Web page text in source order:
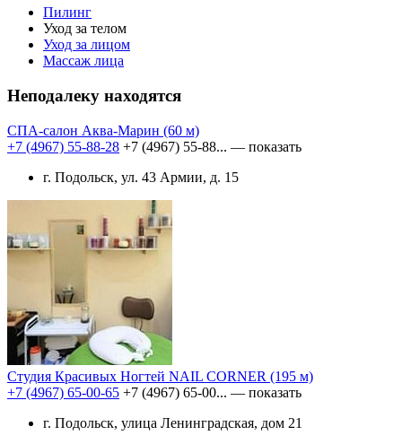
Пилинг
Уход за телом
Уход за лицом
Массаж лица
Неподалеку находятся
СПА-салон Аква-Марин (60 м)
+7 (4967) 55-88-28 +7 (4967) 55-88... — показать
г. Подольск, ул. 43 Армии, д. 15
Студия Красивых Ногтей NAIL CORNER (195 м)
+7 (4967) 65-00-65 +7 (4967) 65-00... — показать
г. Подольск, улица Ленинградская, дом 21